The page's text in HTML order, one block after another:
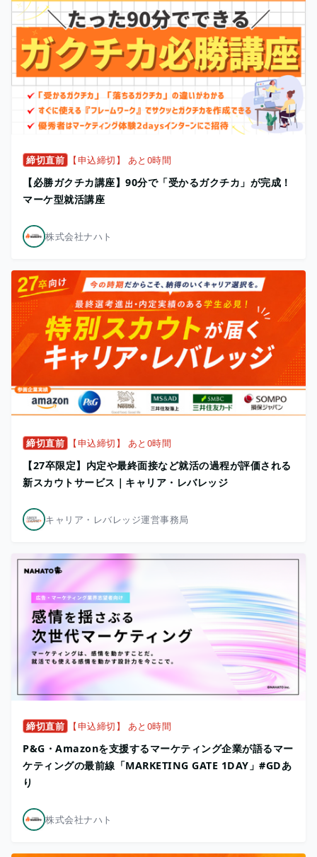
締切直前 【申込締切】 あと0時間
【必勝ガクチカ講座】90分で「受かるガクチカ」が完成！
マーケ型就活講座
株式会社ナハト
締切直前 【申込締切】 あと0時間
【27卒限定】内定や最終面接など就活の過程が評価される
新スカウトサービス｜キャリア・レバレッジ
キャリア・レバレッジ運営事務局
締切直前 【申込締切】 あと0時間
P&G・Amazonを支援するマーケティング企業が語るマー
ケティングの最前線「MARKETING GATE 1DAY」#GDあ
り
株式会社ナハト